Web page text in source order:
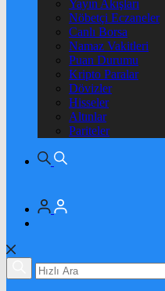
Yayın Akışları
Nöbetçi Eczaneler
Canlı Borsa
Namaz Vakitleri
Puan Durumu
Kripto Paralar
Dövizler
Hisseler
Altınlar
Pariteler